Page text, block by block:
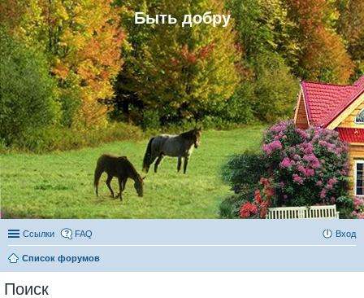
Быть добру
Ссылки FAQ Вход
Список форумов
Поиск